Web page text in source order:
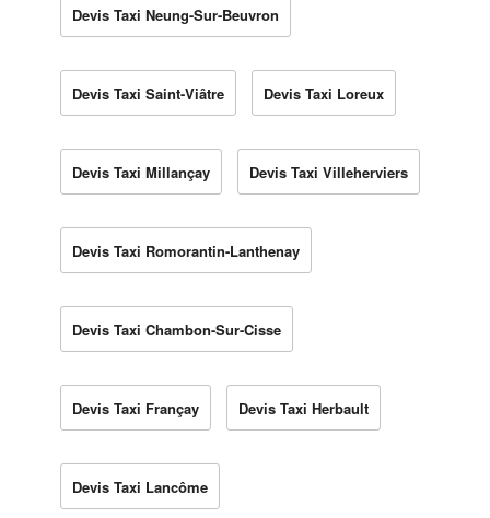
Devis Taxi Neung-Sur-Beuvron
Devis Taxi Saint-Viâtre Devis Taxi Loreux
Devis Taxi Millançay Devis Taxi Villeherviers
Devis Taxi Romorantin-Lanthenay
Devis Taxi Chambon-Sur-Cisse
Devis Taxi Françay Devis Taxi Herbault
Devis Taxi Lancôme